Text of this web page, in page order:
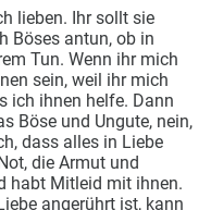
lieben. Ihr sollt sie
Böses antun, ob in
Tun. Wenn ihr mich
sein, weil ihr mich
ich ihnen helfe. Dann
Böse und Ungute, nein,
dass alles in Liebe
die Armut und
habt Mitleid mit ihnen.
angerührt ist, kann